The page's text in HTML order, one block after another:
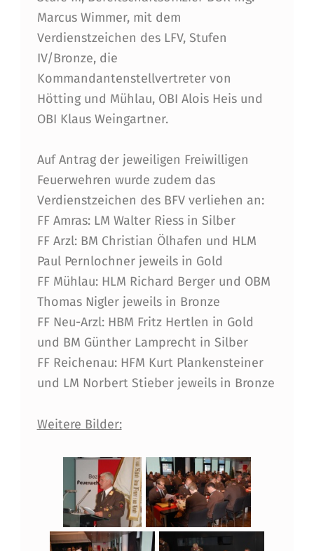
Marcus Wimmer, mit dem
Verdienstzeichen des LFV, Stufen
IV/Bronze, die
Kommandantenstellvertreter von
Hötting und Mühlau, OBI Alois Heis und
OBI Klaus Weingartner.
Auf Antrag der jeweiligen Freiwilligen
Feuerwehren wurde zudem das
Verdienstzeichen des BFV verliehen an:
FF Amras: LM Walter Riess in Silber
FF Arzl: BM Christian Ölhafen und HLM
Paul Pernlochner jeweils in Gold
FF Mühlau: HLM Richard Berger und OBM
Thomas Nigler jeweils in Bronze
FF Neu-Arzl: HBM Fritz Hertlen in Gold
und BM Günther Lamprecht in Silber
FF Reichenau: HFM Kurt Plankensteiner
und LM Norbert Stieber jeweils in Bronze
Weitere Bilder: